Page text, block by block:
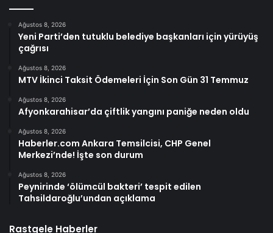
Ağustos 8, 2026
Yeni Parti’den tutuklu belediye başkanları için yürüyüş
çağrısı
Ağustos 8, 2026
MTV İkinci Taksit Ödemeleri İçin Son Gün 31 Temmuz
Ağustos 8, 2026
Afyonkarahisar’da çiftlik yangını paniğe neden oldu
Ağustos 8, 2026
Haberler.com Ankara Temsilcisi, CHP Genel
Merkezi’nde! İşte son durum
Ağustos 8, 2026
Peynirinde ‘ölümcül bakteri’ tespit edilen
Tahsildaroğlu’undan açıklama
Rastgele Haberler